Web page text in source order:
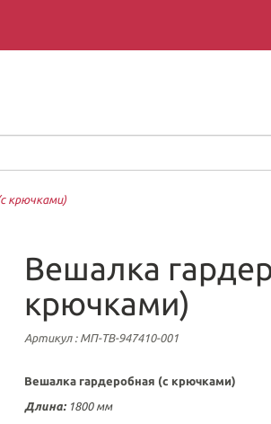
крючками)
Вешалка
крючками)
Артикул: МП-ТВ-947410-001
Вешалка гардеробная (с крючками)
Длина:1800 мм